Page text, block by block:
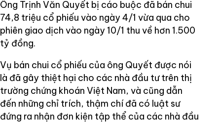
Ông Trịnh Văn Quyết bị cáo buộc đã bán chui
74,8 triệu cổ phiếu vào ngày 4/1 vừa qua cho
phiên giao dịch vào ngày 10/1 thu về hơn 1.500
tỷ đồng.
Vụ bán chui cổ phiếu của ông Quyết được nói
là đã gây thiệt hại cho các nhà đầu tư trên thị
trường chứng khoán Việt Nam, và cũng dẫn
đến những chỉ trích, thậm chí đã có luật sư
đứng ra nhận đơn kiện tập thể của các nhà đầu